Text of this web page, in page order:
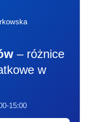
– różnice
w
15:00